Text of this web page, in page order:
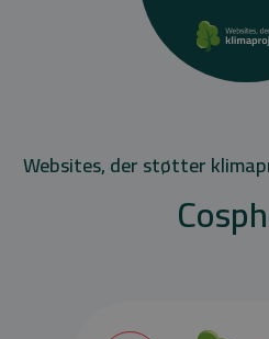
Websites, der støtter